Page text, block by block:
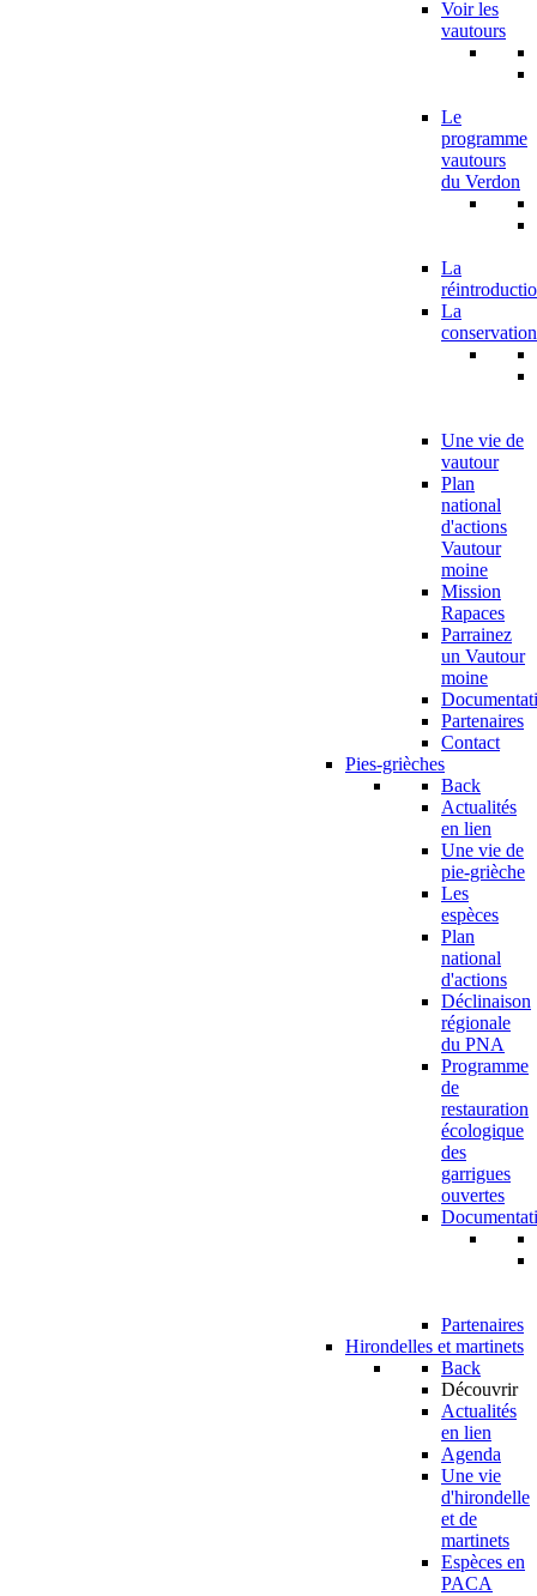
Voir les
vautours
Le
programme
vautours
du Verdon
La
La
conservation
Une vie de
vautour
Plan
national
d'actions
Vautour
moine
Mission
Rapaces
Parrainez
un Vautour
moine
Partenaires
Contact
Pies-grièches
Back
Actualités
en lien
Une vie de
pie-grièche
Les
espèces
Plan
national
d'actions
Déclinaison
régionale
du PNA
Programme
de
restauration
écologique
des
garrigues
ouvertes
Partenaires
Hirondelles et martinets
Back
Découvrir
Actualités
en lien
Agenda
Une vie
d'hirondelle
et de
martinets
Espèces en
PACA